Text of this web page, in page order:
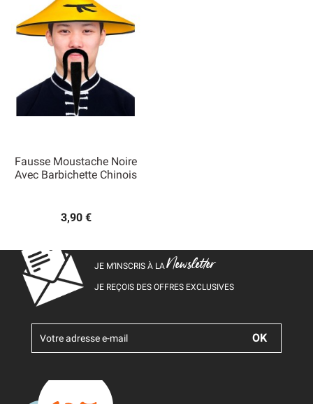
Fausse Moustache Noire
Avec Barbichette Chinois
3,90 €
JE M’INSCRIS À LANewsletter
JE REÇOIS DES OFFRES EXCLUSIVES